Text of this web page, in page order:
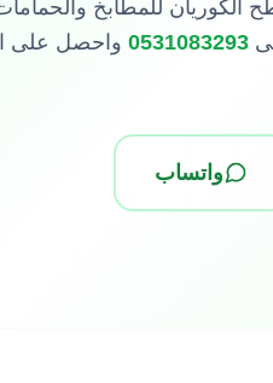
للمطابخ والحمامات
0531083293 واحصل على
واتساب